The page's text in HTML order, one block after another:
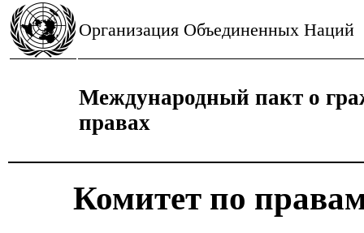
Организация Объединенных Наций
Международный пакт о
правах
Комитет по